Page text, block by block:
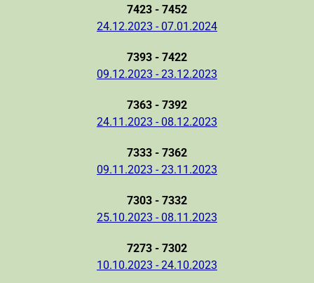
7423 - 7452
24.12.2023 - 07.01.2024
7393 - 7422
09.12.2023 - 23.12.2023
7363 - 7392
24.11.2023 - 08.12.2023
7333 - 7362
09.11.2023 - 23.11.2023
7303 - 7332
25.10.2023 - 08.11.2023
7273 - 7302
10.10.2023 - 24.10.2023